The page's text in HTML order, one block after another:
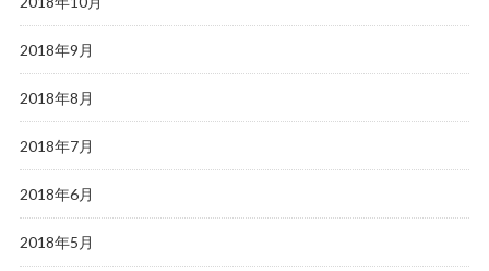
2018年9月
2018年8月
2018年7月
2018年6月
2018年5月